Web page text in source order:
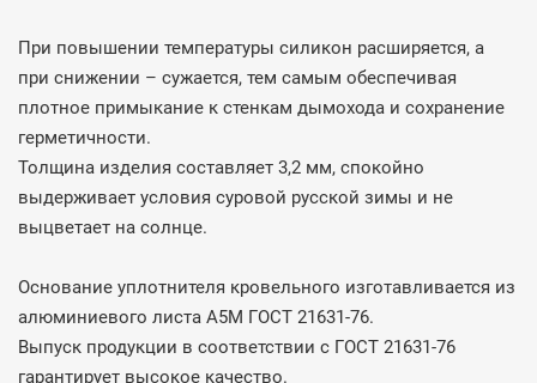
При повышении температуры силикон расширяется, а
при снижении – сужается, тем самым обеспечивая
плотное примыкание к стенкам дымохода и сохранение
герметичности.
Толщина изделия составляет 3,2 мм, спокойно
выдерживает условия суровой русской зимы и не
выцветает на солнце.
Основание уплотнителя кровельного изготавливается из
алюминиевого листа А5М ГОСТ 21631-76.
Выпуск продукции в соответствии с ГОСТ 21631-76
гарантирует высокое качество.